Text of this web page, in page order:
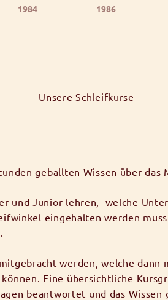
1984 1986
Unsere Schleifkurse
geballten Wissen über das
und Junior lehren, welche
eingehalten werden
werden, welche
Eine übersichtliche
beantwortet und das